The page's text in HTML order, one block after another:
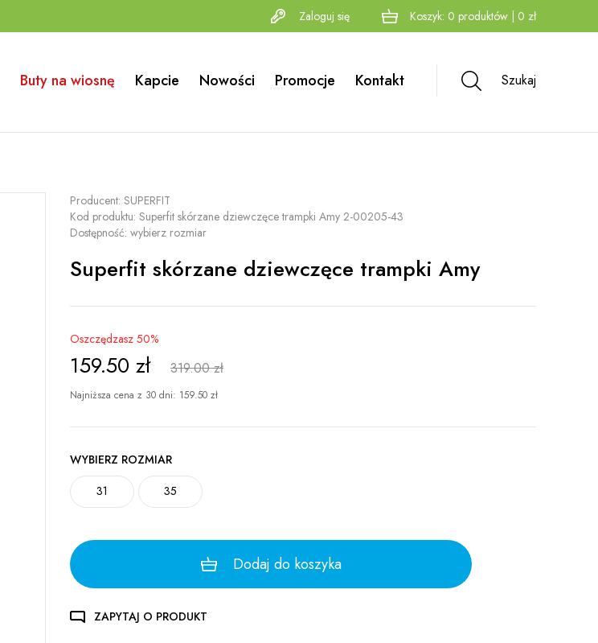
Zaloguj się Koszyk: 0 produktów 0 zł
Buty na wiosnę Kapcie Nowości Promocje Kontakt Szukaj
Producent: SUPERFIT
Kod produktu: Superfit skórzane dziewczęce trampki Amy 2-00205-43
Dostępność: wybierz rozmiar
Superfit skórzane dziewczęce trampki Amy
Oszczędzasz 50%
159.50 zł 319.00 zł
Najniższa cena z 30 dni: 159.50 zł
WYBIERZ ROZMIAR
31
35
Dodaj do koszyka
ZAPYTAJ O PRODUKT